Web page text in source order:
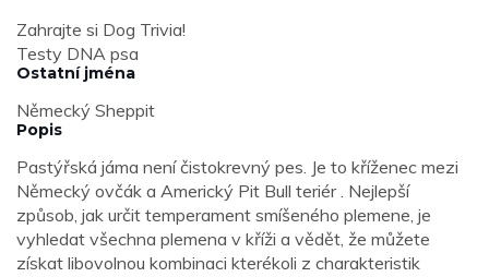
Zahrajte si Dog Trivia!
Testy DNA psa
Ostatní jména
Německý Sheppit
Popis
Pastýřská jáma není čistokrevný pes. Je to kříženec mezi
Německý ovčák a Americký Pit Bull teriér . Nejlepší
způsob, jak určit temperament smíšeného plemene, je
vyhledat všechna plemena v kříži a vědět, že můžete
získat libovolnou kombinaci kterékoli z charakteristik